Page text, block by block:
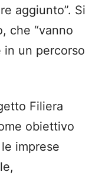
aggiunto”. Si
che “vanno
in un percorso
Filiera
obiettivo
imprese